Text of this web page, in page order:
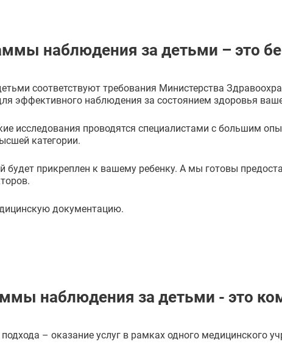
наблюдения за детьми – это
соответствуют требования Министерства
эффективного наблюдения за состоянием здоровья
исследования проводятся специалистами с большим
категории.
будет прикреплен к вашему ребенку. А мы готовы
документацию.
наблюдения за детьми - это
– оказание услуг в рамках одного медицинского